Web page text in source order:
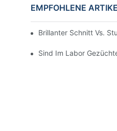
EMPFOHLENE
Brillanter Schnitt Vs.
Sind Im Labor